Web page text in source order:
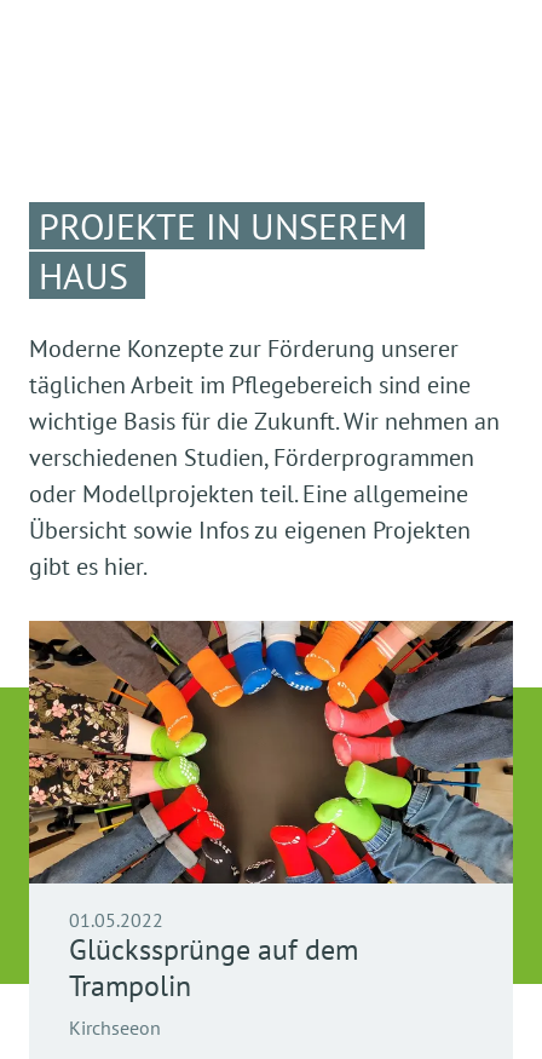
PROJEKTE IN UNSEREM
HAUS
Moderne Konzepte zur Förderung unserer
täglichen Arbeit im Pflegebereich sind eine
wichtige Basis für die Zukunft. Wir nehmen an
verschiedenen Studien, Förderprogrammen
oder Modellprojekten teil. Eine allgemeine
Übersicht sowie Infos zu eigenen Projekten
gibt es hier.
01.05.2022
Glückssprünge auf dem
Trampolin
Kirchseeon